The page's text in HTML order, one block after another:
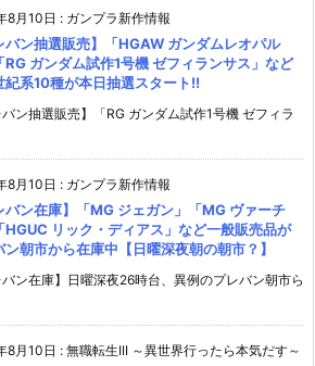
8月10日 : ガンプラ新作情報
バン抽選販売】「HGAW ガンダムレオパル
RG ガンダム試作1号機 ゼフィランサス」など
紀系10種が本日抽選スタート!!
バン抽選販売】「RG ガンダム試作1号機 ゼフィラ
8月10日 : ガンプラ新作情報
バン在庫】「MG ジェガン」「MG ヴァーチ
HGUC リック・ディアス」など一般販売品が
ン朝市から在庫中【日曜深夜朝の朝市？】
バン在庫】日曜深夜26時台、異例のプレバン朝市ら
8月10日 : 無職転生III ～異世界行ったら本気だす～